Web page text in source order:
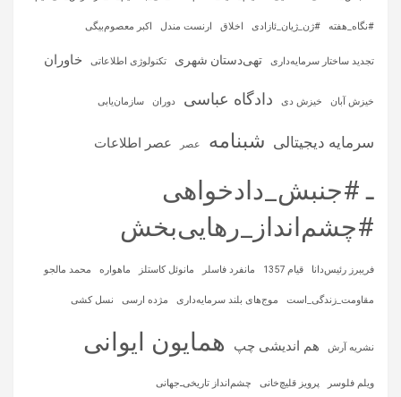
#نگاه_هفته #ژن_ژیان_ئازادی اخلاق ارنست مندل اکبر معصوم‌بیگی
تجدید ساختار سرمایه‌داری تهی‌دستان شهری تکنولوژی اطلاعاتی خاوران
خیزش آبان خیزش دی دادگاه عباسی دوران سازمان‌یابی
سرمایه‌ دیجیتالی شبنامه عصر عصر اطلاعات
ـ #جنبش_دادخواهی
#چشم‌انداز_رهایی‌بخش
فریبرز رئیس‌دانا قیام 1357 مانفرد فاسلر مانوئل کاستلز ماهواره‌ محمد مالجو
مقاومت_زندگی_است موج‌های بلند سرمایه‌داری مژده ارسی نسل کشی
نشریه آرش هم اندیشی چپ همایون ایوانی
ویلم فلوسر پرویز قلیچ‌خانی چشم‌انداز تاریخی‌ـ‌جهانی